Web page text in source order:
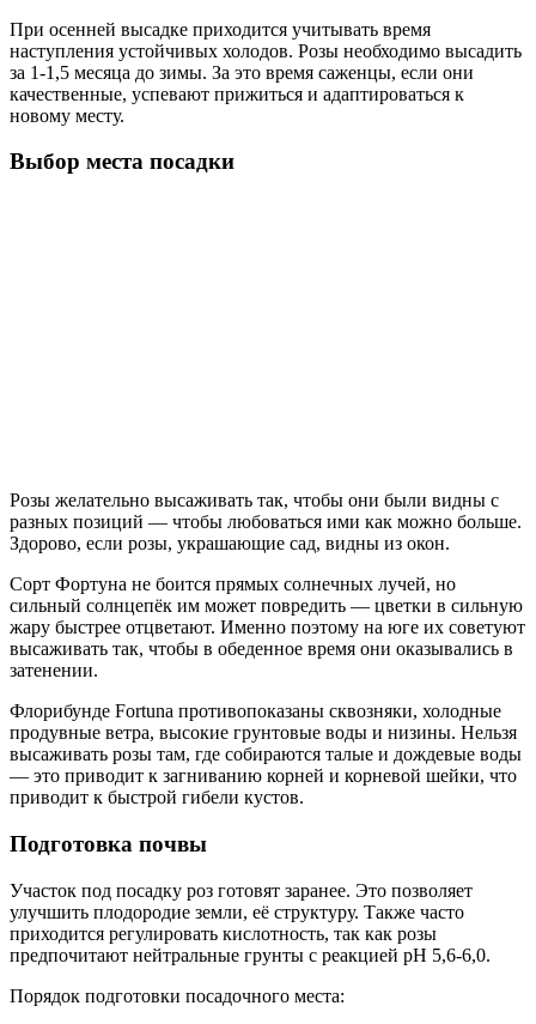
При осенней высадке приходится учитывать время
наступления устойчивых холодов. Розы необходимо высадить
за 1-1,5 месяца до зимы. За это время саженцы, если они
качественные, успевают прижиться и адаптироваться к
новому месту.
Выбор места посадки
Розы желательно высаживать так, чтобы они были видны с
разных позиций — чтобы любоваться ими как можно больше.
Здорово, если розы, украшающие сад, видны из окон.
Сорт Фортуна не боится прямых солнечных лучей, но
сильный солнцепёк им может повредить — цветки в сильную
жару быстрее отцветают. Именно поэтому на юге их советуют
высаживать так, чтобы в обеденное время они оказывались в
затенении.
Флорибунде Fortuna противопоказаны сквозняки, холодные
продувные ветра, высокие грунтовые воды и низины. Нельзя
высаживать розы там, где собираются талые и дождевые воды
— это приводит к загниванию корней и корневой шейки, что
приводит к быстрой гибели кустов.
Подготовка почвы
Участок под посадку роз готовят заранее. Это позволяет
улучшить плодородие земли, её структуру. Также часто
приходится регулировать кислотность, так как розы
предпочитают нейтральные грунты с реакцией рН 5,6-6,0.
Порядок подготовки посадочного места: